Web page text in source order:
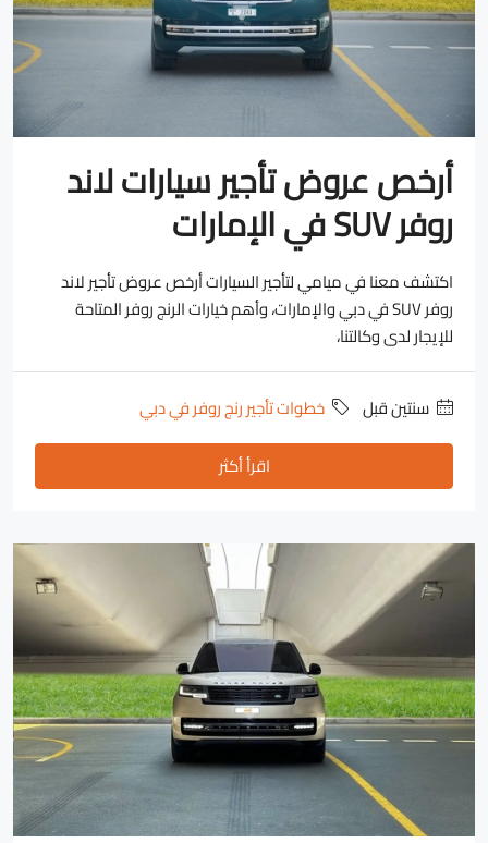
أرخص عروض تأجير سيارات لاند
روفر SUV في الإمارات
اكتشف معنا في ميامي لتأجير السيارات أرخص عروض تأجير لاند
روفر SUV في دبي والإمارات، وأهم خيارات الرنج روفر المتاحة
للإيجار لدى وكالتنا،
‏سنتين قبل
خطوات تأجير رنج روفر في دبي
اقرأ أكثر